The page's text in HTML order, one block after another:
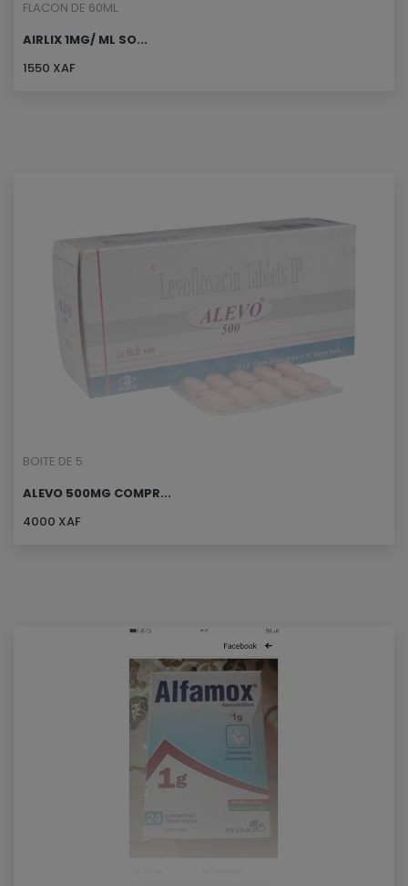
FLACON DE 60ML
AIRLIX 1MG/ ML SO...
1550 XAF
BOITE DE 5
ALEVO 500MG COMPR...
4000 XAF